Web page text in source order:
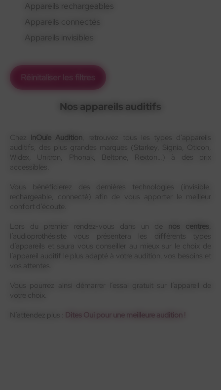
Appareils rechargeables
Appareils connectés
Appareils invisibles
Réinitaliser les filtres
Nos appareils auditifs
Chez InOuïe Audition, retrouvez tous les types d’appareils
auditifs, des plus grandes marques (Starkey, Signia, Oticon,
Widex, Unitron, Phonak, Beltone, Rexton…) à des prix
accessibles.
Vous bénéficierez des dernières technologies (invisible,
rechargeable, connecté) afin de vous apporter le meilleur
confort d’écoute.
Lors du premier rendez-vous dans un de nos centres,
l’audioprothésiste vous présentera les différents types
d’appareils et saura vous conseiller au mieux sur le choix de
l’appareil auditif le plus adapté à votre audition, vos besoins et
vos attentes.
Vous pourrez ainsi démarrer l’essai gratuit sur l’appareil de
votre choix.
N’attendez plus :
Dites Oui pour une meilleure audition !